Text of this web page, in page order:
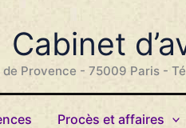
Cabinet
de Provence - 75009 Paris -
Procès et affaires